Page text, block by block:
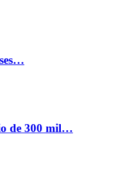
de 300 mil…